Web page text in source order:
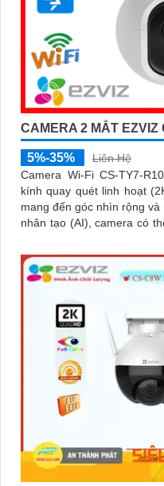
CAMERA 2 MẮT EZVIZ
5%-35%
Liên Hệ
Camera Wi-Fi CS-TY7-
kính quay quét linh hoạt
mang đến góc nhìn rộng và hình ảnh
nhân tạo (AI), camera có